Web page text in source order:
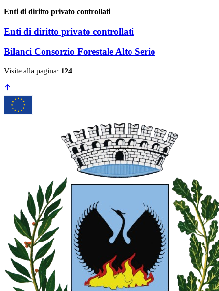
Enti di diritto privato controllati
Enti di diritto privato controllati
Bilanci Consorzio Forestale Alto Serio
Visite alla pagina: 124